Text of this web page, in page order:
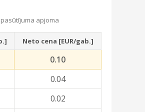
apjoma
Neto cena [EUR/gab.]
0.10
0.04
0.02